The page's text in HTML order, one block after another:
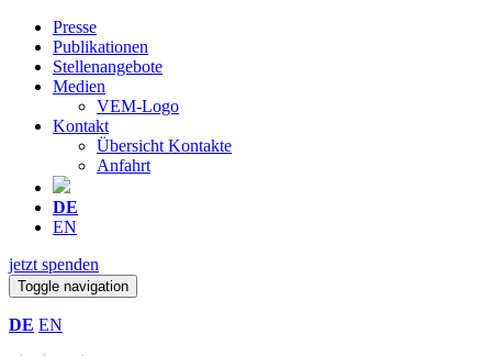
Presse
Publikationen
Stellenangebote
Medien
VEM-Logo
Kontakt
Übersicht Kontakte
Anfahrt
DE
EN
jetzt spenden
Toggle navigation
DE EN